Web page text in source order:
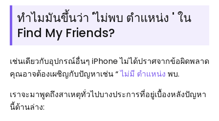
ทำไมมันขึ้นว่า 'ไม่พบ ตำแหน่ง ' ใน
Find My Friends?
เช่นเดียวกับอุปกรณ์อื่นๆ iPhone ไม่ได้ปราศจากข้อผิดพลาด
คุณอาจต้องเผชิญกับปัญหาเช่น “ไม่มี ตำแหน่ง พบ.
เราจะมาพูดถึงสาเหตุทั่วไปบางประการที่อยู่เบื้องหลังปัญหา
นี้ด้านล่าง: